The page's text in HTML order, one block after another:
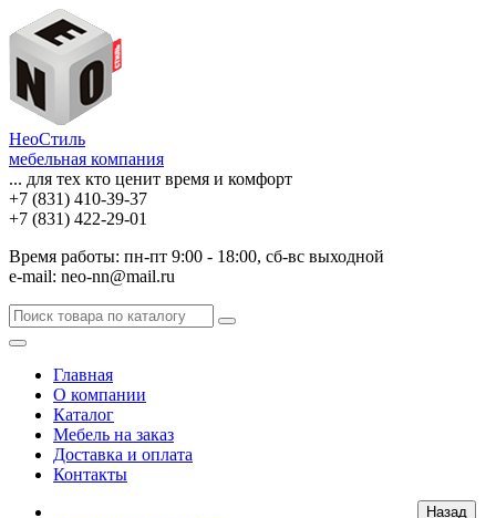
НеоСтиль
мебельная компания
... для тех кто ценит время и комфорт
+7 (831) 410-39-37
+7 (831) 422-29-01
Время работы: пн-пт 9:00 - 18:00, сб-вс выходной
e-mail: neo-nn@mail.ru
Главная
О компании
Каталог
Мебель на заказ
Доставка и оплата
Контакты